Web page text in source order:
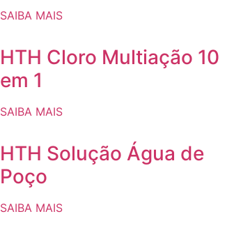
SAIBA MAIS
HTH Cloro Multiação 10
em 1
SAIBA MAIS
HTH Solução Água de
Poço
SAIBA MAIS